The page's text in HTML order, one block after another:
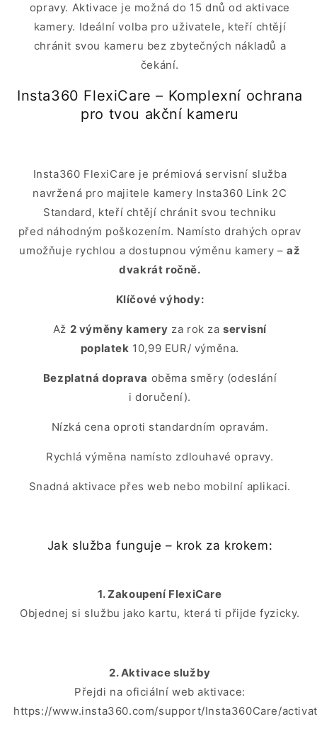
opravy. Aktivace je možná do 15 dnů od aktivace
kamery. Ideální volba pro uživatele, kteří chtějí
chránit svou kameru bez zbytečných nákladů a
čekání.
Insta360 FlexiCare – Komplexní ochrana
pro tvou akční kameru
Insta360 FlexiCare je prémiová servisní služba
navržená pro majitele kamery Insta360 Link 2C
Standard, kteří chtějí chránit svou techniku
před náhodným poškozením. Namísto drahých oprav
umožňuje rychlou a dostupnou výměnu kamery – až
dvakrát ročně.
Klíčové výhody:
Až 2 výměny kamery za rok zaservisní
poplatek 10,99 EUR/ výměna.
Bezplatná doprava oběma směry (odeslání
i doručení).
Nízká cena oproti standardním opravám.
Rychlá výměna namísto zdlouhavé opravy.
Snadná aktivace přes web nebo mobilní aplikaci.
Jak služba funguje – krok za krokem:
1. Zakoupení FlexiCare
Objednej si službu jako kartu, která ti přijde fyzicky.
2. Aktivace služby
Přejdi na oficiální web aktivace:
https://www.insta360.com/support/Insta360Care/